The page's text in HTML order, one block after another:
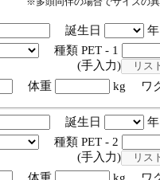
誕生日
種類 PET - 1
入力)
体重 kg ワ
誕生日
種類 PET - 2
入力)